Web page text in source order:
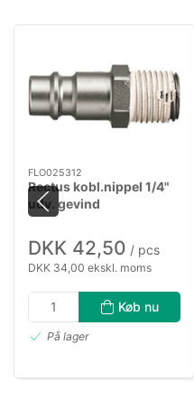
FLO025312
Rectus kobl.nippel 1/4"
udv. gevind
DKK 42,50 / pcs
DKK 34,00 ekskl. moms
Køb nu
På lager